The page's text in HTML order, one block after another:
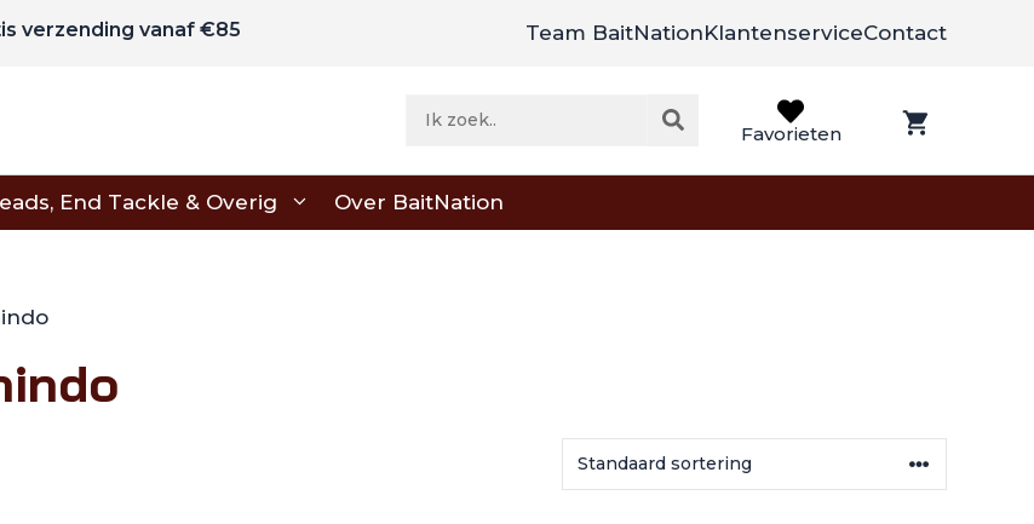
verzending vanaf €85 Team BaitNationKlantenserviceContact
Favorieten
End Tackle & Overig Over BaitNation